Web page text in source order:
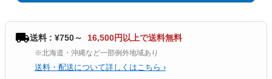
送料 : ¥750～ 16,500円以上で送料無料
※北海道・沖縄など一部例外地域あり
送料・配送について詳しくはこちら ›